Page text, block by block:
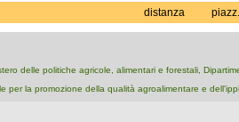
distanza piazz.
delle politiche agricole, alimentari e forestali,
per la promozione della qualità agroalimentare e